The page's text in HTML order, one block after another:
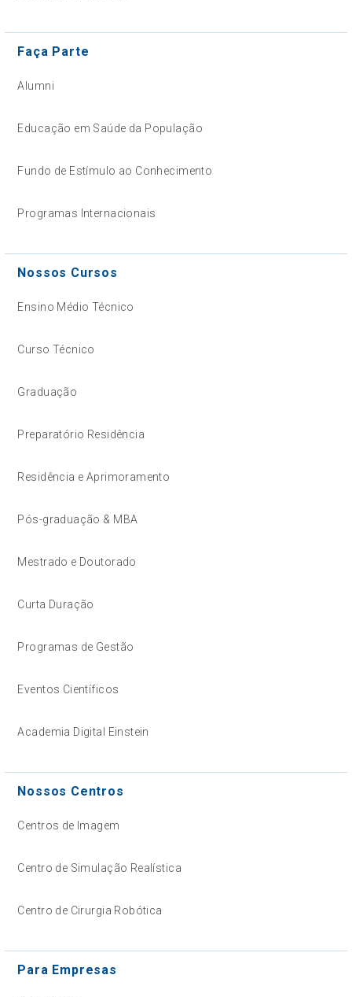
Faça Parte
Alumni
Educação em Saúde da População
Fundo de Estímulo ao Conhecimento
Programas Internacionais
Nossos Cursos
Ensino Médio Técnico
Curso Técnico
Graduação
Preparatório Residência
Residência e Aprimoramento
Pós-graduação & MBA
Mestrado e Doutorado
Curta Duração
Programas de Gestão
Eventos Científicos
Academia Digital Einstein
Nossos Centros
Centros de Imagem
Centro de Simulação Realística
Centro de Cirurgia Robótica
Para Empresas